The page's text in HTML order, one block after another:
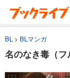
BL BLマンガ
名のなき毒（フ